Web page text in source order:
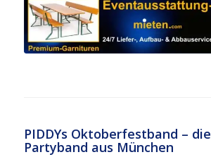
PIDDYs Oktoberfestband –
Partyband aus München